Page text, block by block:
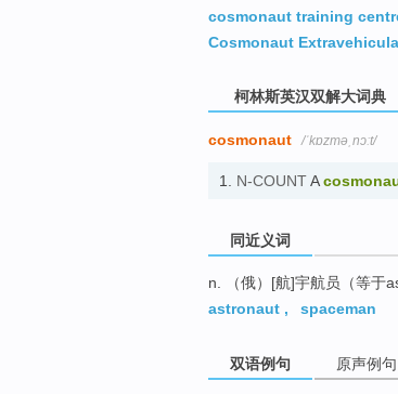
cosmonaut training
Cosmonaut
柯林斯英汉双解大词典
cosmonaut /ˈkɒzməˌnɔːt/
1. N-COUNTA
同近义词
n. （俄）[航]宇航员（等于
astronaut , spaceman
双语例句 原声例句